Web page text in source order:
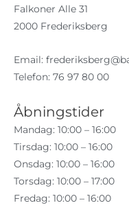
Falkoner Alle 31
2000 Frederiksberg
Email:
Telefon: 76 97 80 00
Åbningstider
Mandag: 10:00 – 16:00
Tirsdag: 10:00 – 16:00
Onsdag: 10:00 – 16:00
Torsdag: 10:00 – 17:00
Fredag: 10:00 – 16:00